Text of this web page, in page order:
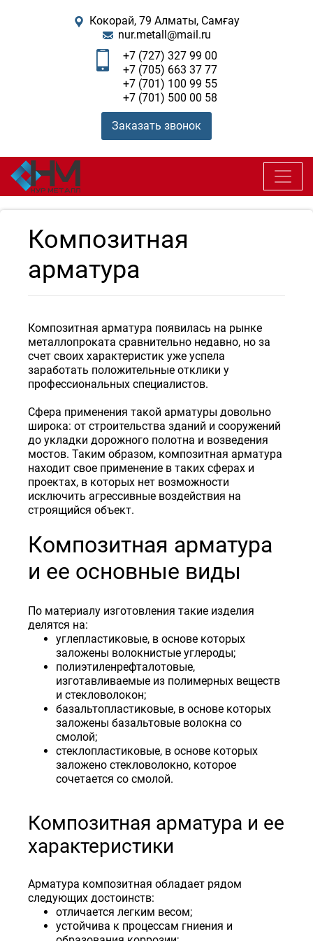
Заказать звонок
Кокорай, 79 Алматы, Самғау
nur.metall@mail.ru
+7 (727) 327 99 00
+7 (705) 663 37 77
+7 (701) 100 99 55
+7 (701) 500 00 58
Композитная
арматура
Композитная арматура появилась на рынке
металлопроката сравнительно недавно, но за
счет своих характеристик уже успела
заработать положительные отклики у
профессиональных специалистов.
Сфера применения такой арматуры довольно
широка: от строительства зданий и сооружений
до укладки дорожного полотна и возведения
мостов. Таким образом, композитная арматура
находит свое применение в таких сферах и
проектах, в которых нет возможности
исключить агрессивные воздействия на
строящийся объект.
Композитная арматура
и ее основные виды
По материалу изготовления такие изделия
делятся на:
углепластиковые, в основе которых
заложены волокнистые углероды;
полиэтиленрефталотовые,
изготавливаемые из полимерных веществ
и стекловолокон;
базальтоплаcтиковые, в основе которых
заложены базальтовые волокна со
смолой;
стеклопластиковые, в основе которых
заложено стекловолокно, которое
сочетается со смолой.
Композитная арматура и ее
характеристики
Арматура композитная обладает рядом
следующих достоинств:
отличается легким весом;
устойчива к процессам гниения и